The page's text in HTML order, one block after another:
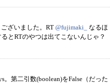
ざいました。RT @fujimaki_
なるほ
るとRTのやつは出てこないんじゃ？
第二引数(boolean)をFalse（だった